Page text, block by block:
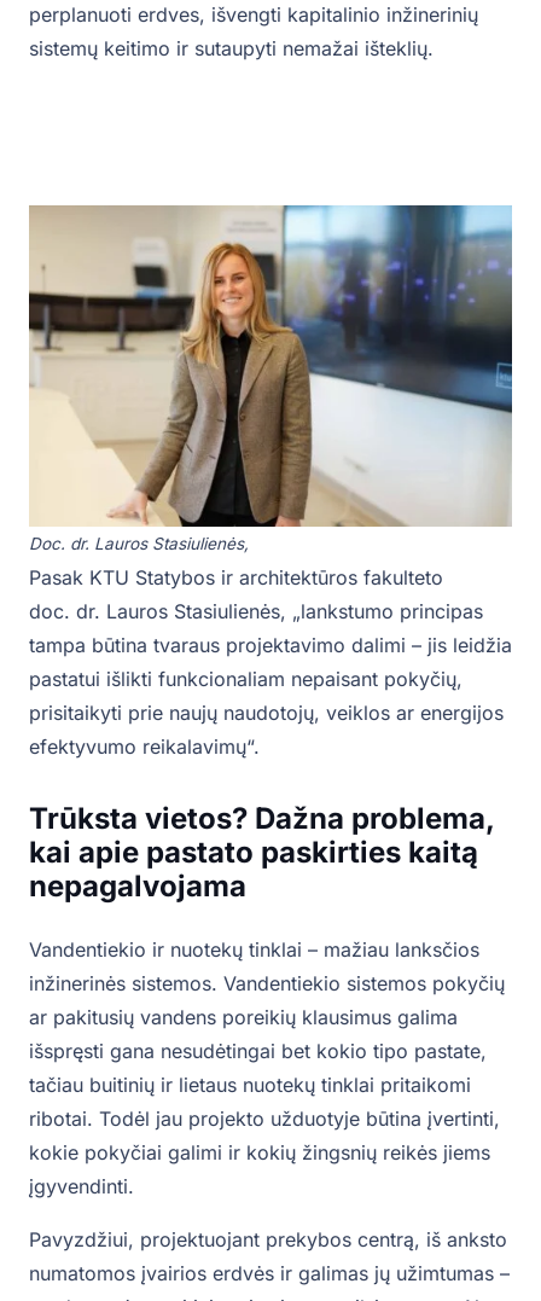
perplanuoti erdves, išvengti kapitalinio inžinerinių
sistemų keitimo ir sutaupyti nemažai išteklių.
Doc. dr. Lauros Stasiulienės,
Pasak KTU Statybos ir architektūros fakulteto
doc. dr. Lauros Stasiulienės, „lankstumo principas
tampa būtina tvaraus projektavimo dalimi – jis leidžia
pastatui išlikti funkcionaliam nepaisant pokyčių,
prisitaikyti prie naujų naudotojų, veiklos ar energijos
efektyvumo reikalavimų“.
Trūksta vietos? Dažna problema,
kai apie pastato paskirties kaitą
nepagalvojama
Vandentiekio ir nuotekų tinklai – mažiau lanksčios
inžinerinės sistemos. Vandentiekio sistemos pokyčių
ar pakitusių vandens poreikių klausimus galima
išspręsti gana nesudėtingai bet kokio tipo pastate,
tačiau buitinių ir lietaus nuotekų tinklai pritaikomi
ribotai. Todėl jau projekto užduotyje būtina įvertinti,
kokie pokyčiai galimi ir kokių žingsnių reikės jiems
įgyvendinti.
Pavyzdžiui, projektuojant prekybos centrą, iš anksto
numatomos įvairios erdvės ir galimas jų užimtumas –